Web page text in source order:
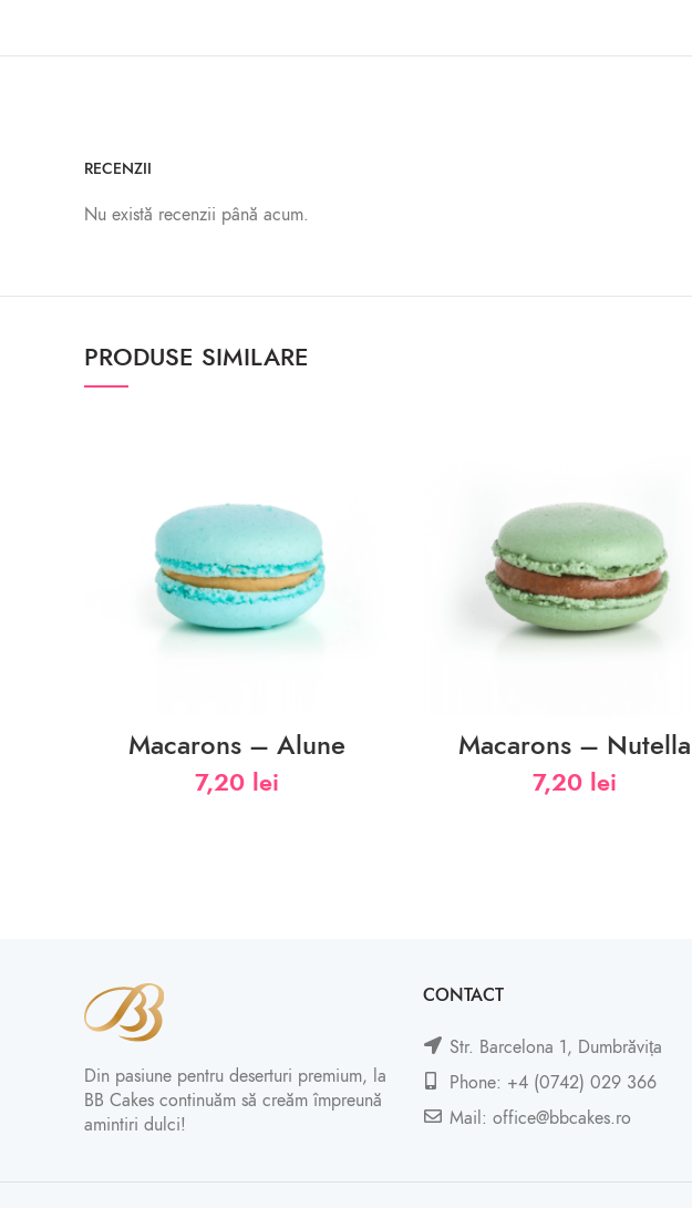
RECENZII
Nu există recenzii până acum.
PRODUSE SIMILARE
Macarons – Alune
7,20 lei
Macarons – Nutella
7,20 lei
Din pasiune pentru deserturi premium, la
BB Cakes continuăm să creăm împreună
amintiri dulci!
CONTACT
Str. Barcelona 1, Dumbrăvița
Phone: +4 (0742) 029 366
Mail: office@bbcakes.ro